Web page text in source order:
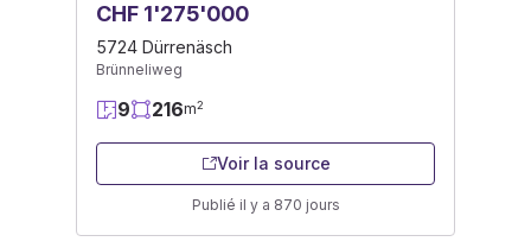
CHF 1'275'000
5724 Dürrenäsch
Brünneliweg
9 216m2
Voir la source
Publié il y a 870 jours